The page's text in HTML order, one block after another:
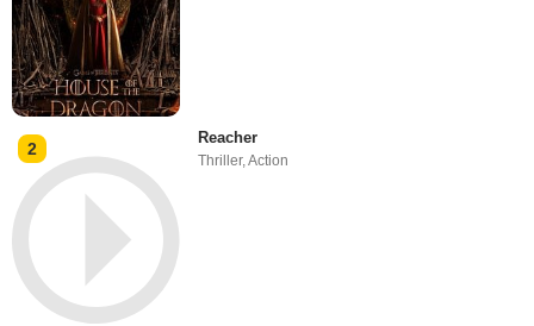
2
Reacher
Thriller,Action